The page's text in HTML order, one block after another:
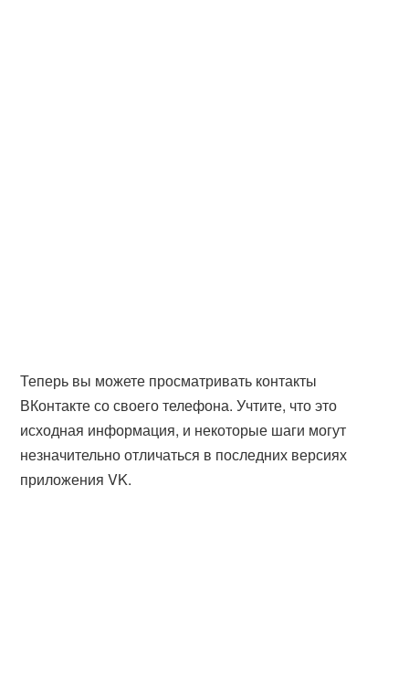
Теперь вы можете просматривать контакты
ВКонтакте со своего телефона. Учтите, что это
исходная информация, и некоторые шаги могут
незначительно отличаться в последних версиях
приложения VK.